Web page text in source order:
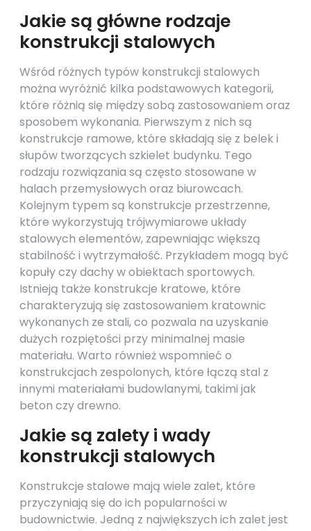
Jakie są główne rodzaje
konstrukcji stalowych
Wśród różnych typów konstrukcji stalowych
można wyróżnić kilka podstawowych kategorii,
które różnią się między sobą zastosowaniem oraz
sposobem wykonania. Pierwszym z nich są
konstrukcje ramowe, które składają się z belek i
słupów tworzących szkielet budynku. Tego
rodzaju rozwiązania są często stosowane w
halach przemysłowych oraz biurowcach.
Kolejnym typem są konstrukcje przestrzenne,
które wykorzystują trójwymiarowe układy
stalowych elementów, zapewniając większą
stabilność i wytrzymałość. Przykładem mogą być
kopuły czy dachy w obiektach sportowych.
Istnieją także konstrukcje kratowe, które
charakteryzują się zastosowaniem kratownic
wykonanych ze stali, co pozwala na uzyskanie
dużych rozpiętości przy minimalnej masie
materiału. Warto również wspomnieć o
konstrukcjach zespolonych, które łączą stal z
innymi materiałami budowlanymi, takimi jak
beton czy drewno.
Jakie są zalety i wady
konstrukcji stalowych
Konstrukcje stalowe mają wiele zalet, które
przyczyniają się do ich popularności w
budownictwie. Jedną z największych ich zalet jest